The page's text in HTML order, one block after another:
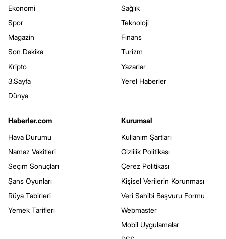
Ekonomi
Spor
Magazin
Son Dakika
Kripto
3.Sayfa
Dünya
Sağlık
Teknoloji
Finans
Turizm
Yazarlar
Yerel Haberler
Haberler.com
Hava Durumu
Namaz Vakitleri
Seçim Sonuçları
Şans Oyunları
Rüya Tabirleri
Yemek Tarifleri
Kurumsal
Kullanım Şartları
Gizlilik Politikası
Çerez Politikası
Kişisel Verilerin Korunması
Veri Sahibi Başvuru Formu
Webmaster
Mobil Uygulamalar